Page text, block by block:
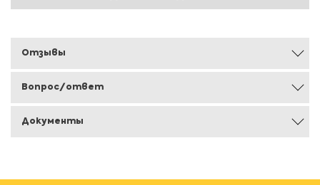
Отзывы
Вопрос/ответ
Документы